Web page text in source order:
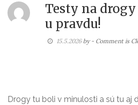
Testy na
u pravdu!
15.5.2026by- Comment is
Drogy tu boli v minulosti a sú tu aj